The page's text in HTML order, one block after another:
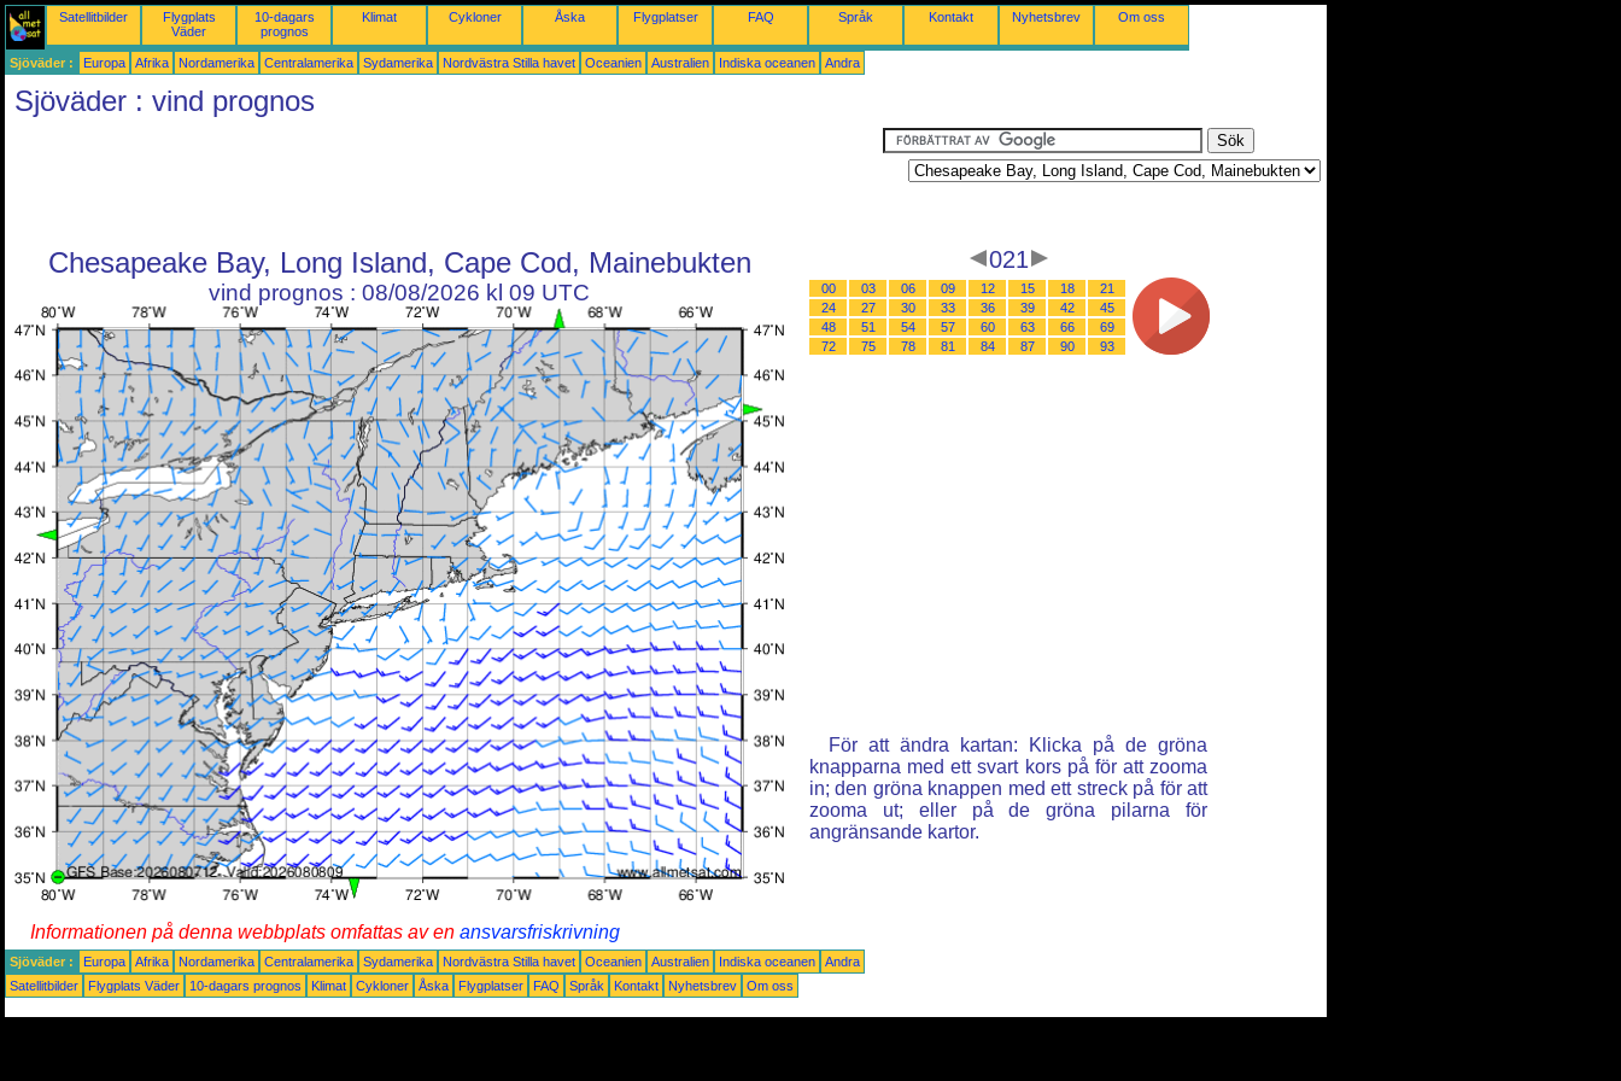
Satellitbilder
Flygplats
Väder
10-dagars
prognos
Klimat Cykloner Åska Flygplatser FAQ Språk Kontakt Nyhetsbrev Om oss
Sjöväder : Europa Afrika Nordamerika Centralamerika Sydamerika Nordvästra Stilla havet Oceanien Australien Indiska oceanen Andra
Sjöväder : vind prognos
Chesapeake Bay, Long Island, Cape Cod, Mainebukten
vind prognos : 08/08/2026 kl 09 UTC
021
00 03 06 09 12 15 18
21
24
27 30 33 36 39 42
45
48
51 54 57 60 63 66
69
72
75 78 81 84 87 90 93
För att ändra kartan: Klicka på de gröna
knapparna med ett svart kors på för att zooma
in; den gröna knappen med ett streck på för att
zooma ut; eller på de gröna pilarna för
angränsande kartor.
Informationen på denna webbplats omfattas av en ansvarsfriskrivning
Sjöväder : Europa Afrika Nordamerika Centralamerika Sydamerika Nordvästra Stilla havet Oceanien Australien Indiska oceanen
Andra
Satellitbilder
Flygplats Väder 10-dagars prognos Klimat Cykloner Åska Flygplatser FAQ Språk Kontakt Nyhetsbrev Om oss